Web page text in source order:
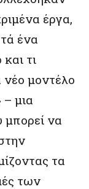
έργα,
ένα
τι
μοντέλο
μια
μπορεί να
τα
των